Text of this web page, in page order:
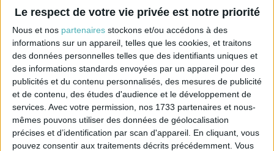
Le respect de votre vie privée est notre priorité
Nous et nos partenaires stockons et/ou accédons à des
informations sur un appareil, telles que les cookies, et traitons
des données personnelles telles que des identifiants uniques et
des informations standards envoyées par un appareil pour des
publicités et du contenu personnalisés, des mesures de publicité
et de contenu, des études d'audience et le développement de
services. Avec votre permission, nos 1733 partenaires et nous-
mêmes pouvons utiliser des données de géolocalisation
précises et d’identification par scan d'appareil. En cliquant, vous
pouvez consentir aux traitements décrits précédemment. Vous
Polyphane adhésif blanc 30 - 50x120cm
Prix
17,50 €